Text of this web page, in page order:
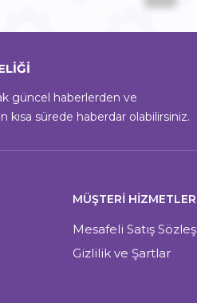
güncel haberlerden ve
kısa sürede haberdar olabilirsiniz.
MÜŞTERI
Mesafeli Satış
Gizlilik ve Şartlar